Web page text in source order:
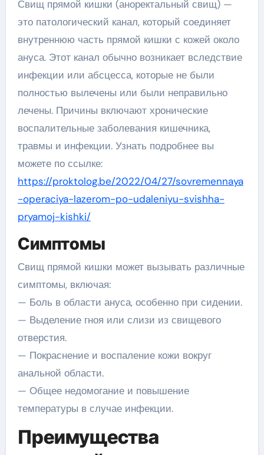
Свищ прямой кишки (аноректальный свищ) —
это патологический канал, который соединяет
внутреннюю часть прямой кишки с кожей около
ануса. Этот канал обычно возникает вследствие
инфекции или абсцесса, которые не были
полностью вылечены или были неправильно
лечены. Причины включают хронические
воспалительные заболевания кишечника,
травмы и инфекции. Узнать подробнее вы
можете по ссылке:
https://proktolog.be/2022/04/27/sovremennaya
-operaciya-lazerom-po-udaleniyu-svishha-
pryamoj-kishki/
Симптомы
Свищ прямой кишки может вызывать различные
симптомы, включая:
— Боль в области ануса, особенно при сидении.
— Выделение гноя или слизи из свищевого
отверстия.
— Покраснение и воспаление кожи вокруг
анальной области.
— Общее недомогание и повышение
температуры в случае инфекции.
Преимущества